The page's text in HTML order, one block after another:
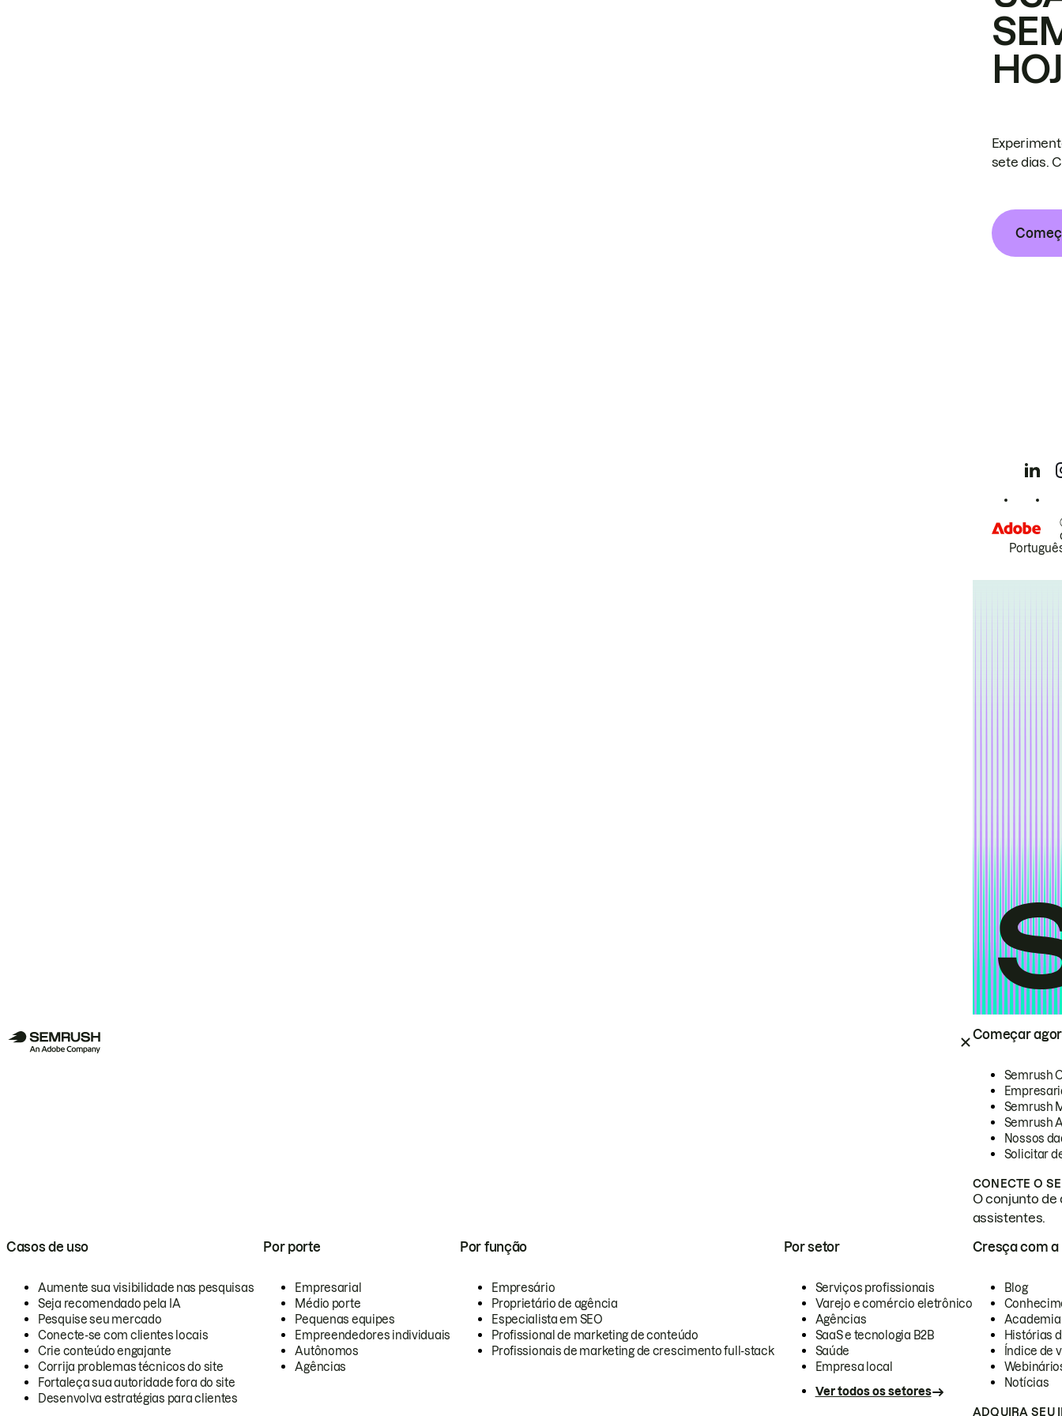
Começar
Semrush
Semrush
Semrush
Nossos
Solicitar
CONECTE O
O conjunto de
assistentes.
Casos de uso
Aumente sua visibilidade nas pesquisas
Seja recomendado pela IA
Pesquise seu mercado
Conecte-se com clientes locais
Crie conteúdo engajante
Corrija problemas técnicos do site
Fortaleça sua autoridade fora do site
Desenvolva estratégias para clientes
Por porte
Empresarial
Médio porte
Pequenas equipes
Empreendedores individuais
Autônomos
Agências
Por função
Empresário
Proprietário de agência
Especialista em SEO
Profissional de marketing de conteúdo
Profissionais de marketing de crescimento full-stack
Por setor
Serviços profissionais
Varejo e comércio eletrônico
Agências
SaaS e tecnologia B2B
Saúde
Empresa local
Ver todos os setores
Cresça com a
Blog
Academia
Histórias
Índice de
Notícias
ADQUIRA SEU
sete dias.